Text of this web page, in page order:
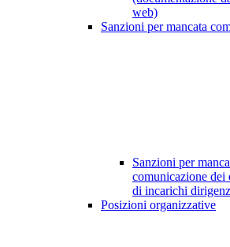
web)
Sanzioni per mancata
Sanzioni per
comunicazione dei
di incarichi
Posizioni organizzative